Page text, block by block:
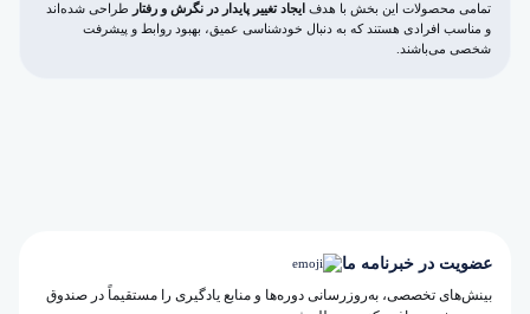
تمامی محصولات این بخش با هدف ایجاد تغییر پایدار در نگرش و رفتار طراحی شده‌اند
و مناسب افرادی هستند که به دنبال خودشناسی عمیق، بهبود روابط و پیشرفت
شخصی می‌باشند.
عضویت در خبرنامه ما
بینش‌های تخصصی، به‌روزرسانی دوره‌ها و منابع یادگیری را مستقیماً در صندوق